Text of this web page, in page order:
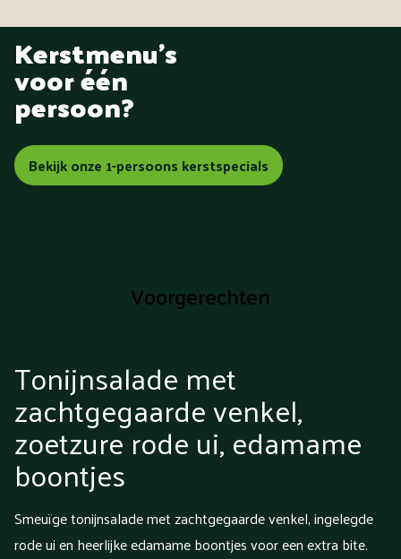
Kerstmenu's
voor één
persoon?
Bekijk onze 1-persoons kerstspecials
Voorgerechten
Tonijnsalade met
zachtgegaarde venkel,
zoetzure rode ui, edamame
boontjes
Smeuïge tonijnsalade met zachtgegaarde venkel, ingelegde
rode ui en heerlijke edamame boontjes voor een extra bite.